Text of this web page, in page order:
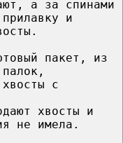
а за спинами
и
пакет, из
хвосты с
хвосты и
не имела.